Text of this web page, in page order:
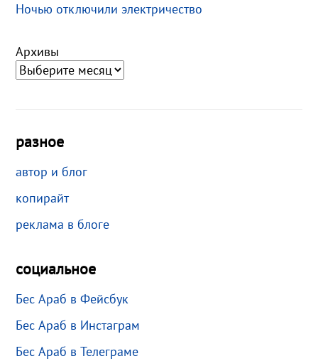
Ночью отключили электричество
Архивы
разное
автор и блог
копирайт
реклама в блоге
социальное
Бес Араб в Фейсбук
Бес Араб в Инстаграм
Бес Араб в Телеграме